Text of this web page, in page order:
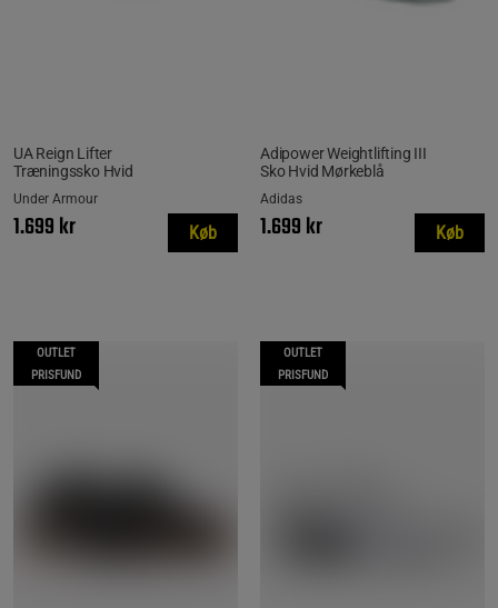
UA Reign Lifter
Træningssko Hvid
Under Armour
1.699 kr Køb
Adipower Weightlifting III
Sko Hvid Mørkeblå
Adidas
1.699 kr Køb
OUTLET
PRISFUND
OUTLET
PRISFUND